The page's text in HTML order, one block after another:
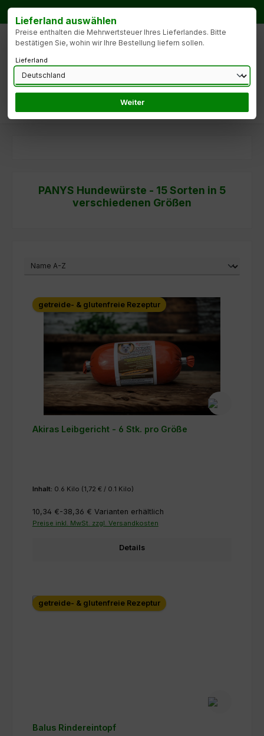
Zum Hauptinhalt springen
PANYS Hundewürste - 15 Sorten in 5
verschiedenen Größen
getreide- & glutenfreie Rezeptur
Akiras Leibgericht - 6 Stk. pro Größe
Inhalt: 0.6 Kilo (1,72 € / 0.1 Kilo)
10,34 €-38,36 € Varianten erhältlich
Preise inkl. MwSt. zzgl. Versandkosten
Details
getreide- & glutenfreie Rezeptur
Balus Rindereintopf
Lieferland auswählen
Preise enthalten die Mehrwertsteuer Ihres Lieferlandes. Bitte
bestätigen Sie, wohin wir Ihre Bestellung liefern sollen.
Lieferland
Weiter